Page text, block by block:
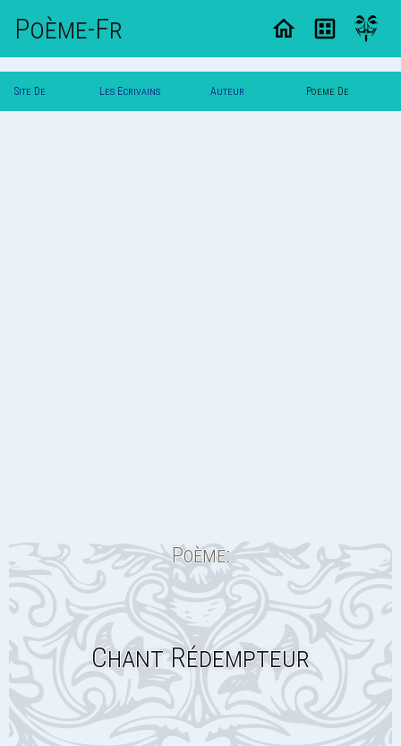
Poème-Fr
Site De Les Ecrivains Auteur Poeme De
Poème:
Chant Rédempteur